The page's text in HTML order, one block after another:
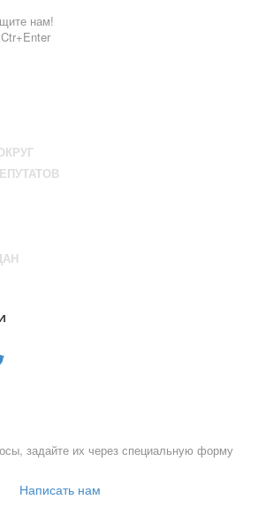
нам!
задайте их через специальную форму
Написать нам